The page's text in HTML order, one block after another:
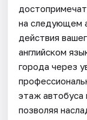
на следующем
действия
английском
города через
этаж автобуса
позволяя